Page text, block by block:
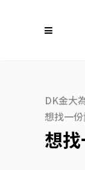
DK金大
想找一
想